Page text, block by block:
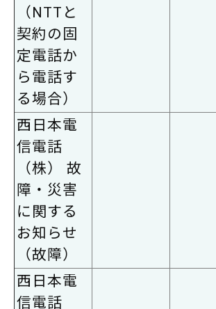
（NTTと
契約の固
定電話か
ら電話す
る場合）
西日本電
信電話
（株） 故
障・災害
に関する
お知らせ
（故障）
西日本電
信電話